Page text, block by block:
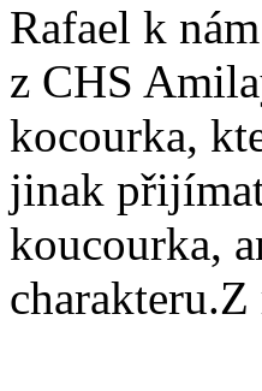
Rafael k
z CHS
kocourka,
jinak
koucourka,